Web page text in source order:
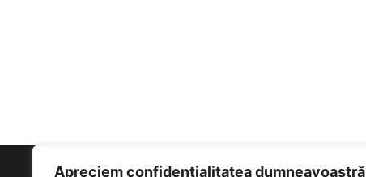
Apreciem confidențialitatea dumneavoastră